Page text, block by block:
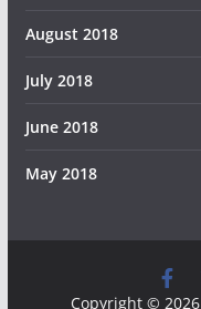
August 2018
July 2018
June 2018
May 2018
Copyright © 2026